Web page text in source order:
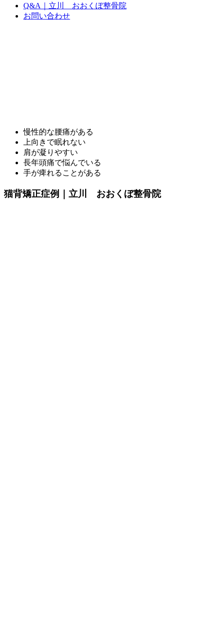
Q&A｜立川 おおくぼ整骨院
お問い合わせ
慢性的な腰痛がある
上向きで眠れない
肩が凝りやすい
長年頭痛で悩んでいる
手が痺れることがある
猫背矯正症例｜立川 おおくぼ整骨院